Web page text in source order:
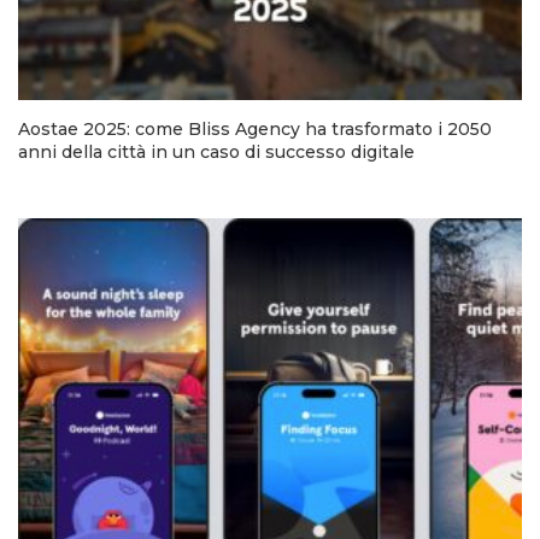
Aostae 2025: come Bliss Agency ha trasformato i 2050
anni della città in un caso di successo digitale